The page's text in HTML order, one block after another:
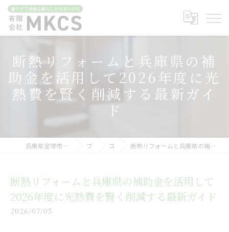
断熱リフォームと兵庫県の補
助金を活用して2026年度に光
熱費を賢く削減する最新ガイ
ド
兵庫県宝塚市のリフォームなら有限会社MKCS ブログ コラム 断熱リフォームと兵庫県の補助金を活用して2026年度に光熱費を賢く削減する最新ガイド
断熱リフォームと兵庫県の補助金を活用して
2026年度に光熱費を賢く削減する最新ガイド
2026/07/05